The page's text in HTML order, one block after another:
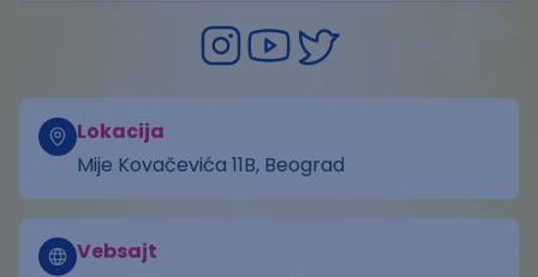
Lokacija
Mije Kovačevića 11B, Beograd
Vebsajt